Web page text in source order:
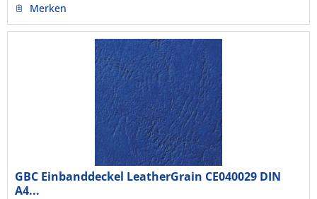
Merken
GBC Einbanddeckel LeatherGrain CE040029 DIN
A4...